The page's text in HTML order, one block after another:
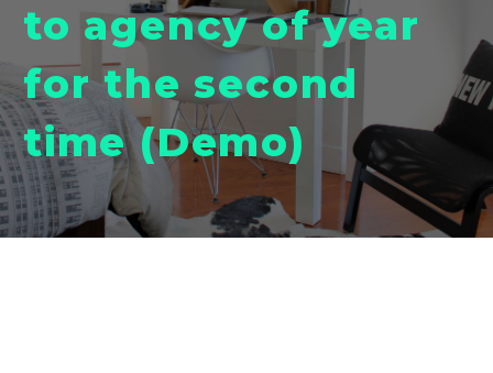
to agency of year
for the second
time (Demo)